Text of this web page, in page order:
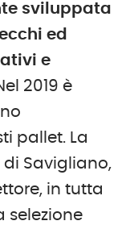
sviluppata
ed
e
2019 è
pallet. La
di Savigliano,
in tutta
selezione